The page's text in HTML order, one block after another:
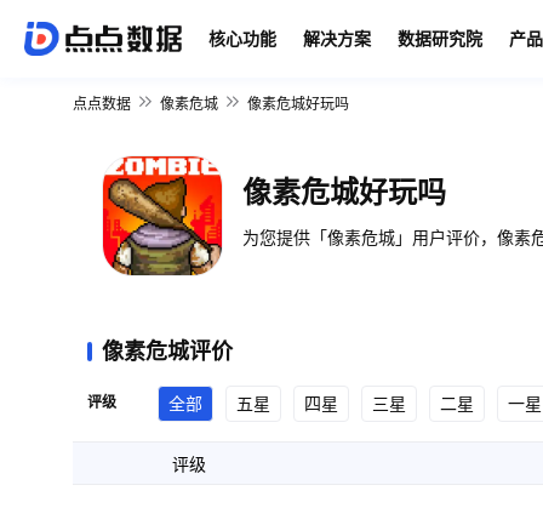
核心功能 解决方案 数据研究院 产
点点数据 像素危城 像素危城好玩吗
像素危城好玩吗
为您提供「像素危城」用户评价，像素
像素危城评价
评级 全部 五星 四星 三星 二星 一星
评级